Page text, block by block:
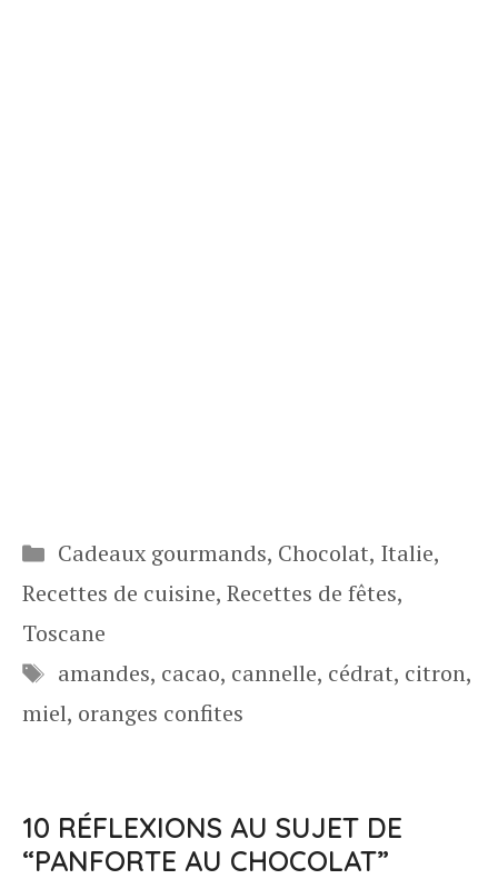
Catégories
Cadeaux gourmands, Chocolat, Italie,
Recettes de cuisine, Recettes de fêtes,
Toscane
Étiquettes
amandes, cacao, cannelle, cédrat, citron,
miel, oranges confites
10 RÉFLEXIONS AU SUJET DE
“PANFORTE AU CHOCOLAT”